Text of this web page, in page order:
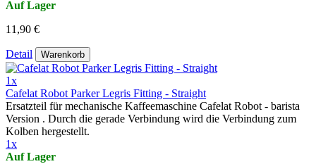
Auf Lager
11,90 €
Detail Warenkorb
1x
Cafelat Robot Parker Legris Fitting - Straight
Ersatzteil für mechanische Kaffeemaschine Cafelat Robot - barista
Version . Durch die gerade Verbindung wird die Verbindung zum
Kolben hergestellt.
1x
Auf Lager